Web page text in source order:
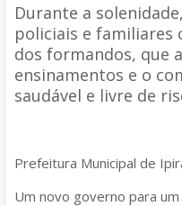
Durante a
policiais e familiares
dos formandos, que
ensinamentos e o
saudável e livre de
Prefeitura Municipal de
Um novo governo para